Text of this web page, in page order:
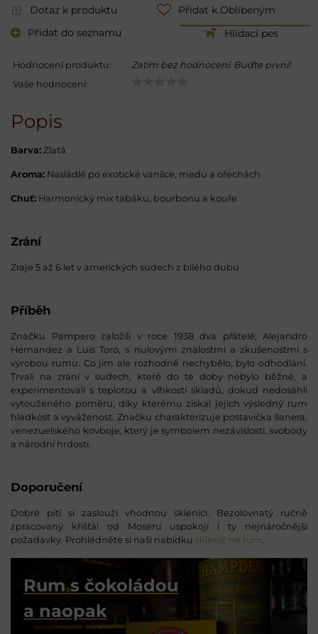
Dotaz k produktu
Přidat k Oblíbeným
Přidat do seznamu
Hlídací pes
Hodnocení produktu:
Zatím bez hodnocení. Buďte první!
Vaše hodnocení:
Popis
Barva: Zlatá
Aroma: Nasládlé po exotické vanilce, medu a ořechách
Chuť: Harmonický mix tabáku, bourbonu a kouře
Zrání
Zraje 5 až 6 let v amerických sudech z bílého dubu.
Příběh
Značku Pampero založili v roce 1938 dva přátelé, Alejandro
Hernandez a Luis Toro, s nulovými znalostmi a zkušenostmi s
výrobou rumu. Co jim ale rozhodně nechybělo, bylo odhodlání.
Trvali na zrání v sudech, které do té doby nebylo běžné, a
experimentovali s teplotou a vlhkostí skladů, dokud nedosáhli
vytouženého poměru, díky kterému získal jejich výsledný rum
hladkost a vyváženost. Značku charakterizuje postavička llanera,
venezuelského kovboje, který je symbolem nezávislosti, svobody
a národní hrdosti.
Doporučení
Dobré pití si zaslouží vhodnou sklenici. Bezolovnatý ručně
zpracovaný křišťál od Moseru uspokojí i ty nejnáročnější
požadavky. Prohlédněte si naši nabídku sklenic na rum
Rum s čokoládou
a naopak